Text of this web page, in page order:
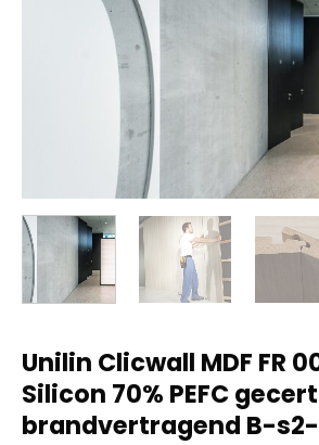
Unilin Clicwall MDF FR
Silicon 70% PEFC
brandvertragend B-